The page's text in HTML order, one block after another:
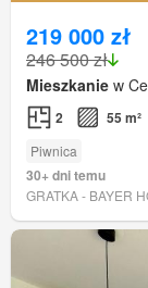
219 000 zł
246 500 zł
Mieszkanie w
2 55 m²
Piwnica
30+ dni temu
GRATKA - BAYER